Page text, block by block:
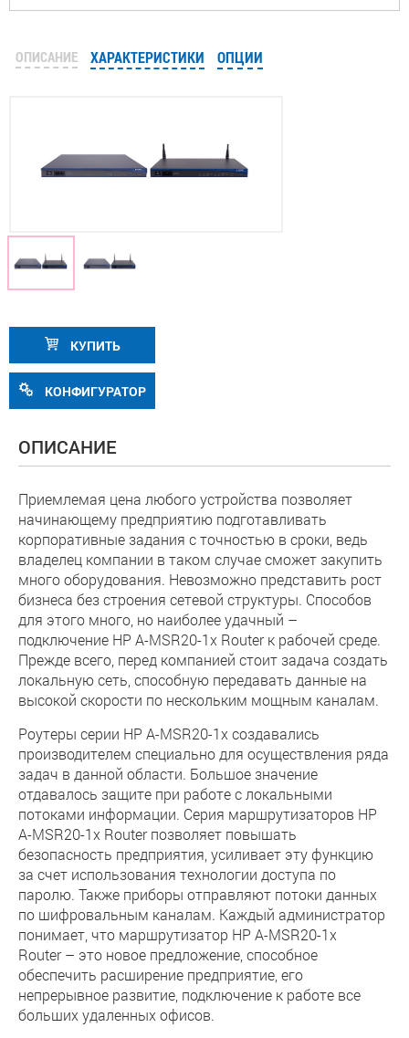
ОПИСАНИЕ ХАРАКТЕРИСТИКИ ОПЦИИ
КУПИТЬ
КОНФИГУРАТОР
ОПИСАНИЕ
Приемлемая цена любого устройства позволяет
начинающему предприятию подготавливать
корпоративные задания с точностью в сроки, ведь
владелец компании в таком случае сможет закупить
много оборудования. Невозможно представить рост
бизнеса без строения сетевой структуры. Способов
для этого много, но наиболее удачный –
подключение HP A-MSR20-1x Router к рабочей среде.
Прежде всего, перед компанией стоит задача создать
локальную сеть, способную передавать данные на
высокой скорости по нескольким мощным каналам.
Роутеры серии HP A-MSR20-1x создавались
производителем специально для осуществления ряда
задач в данной области. Большое значение
отдавалось защите при работе с локальными
потоками информации. Серия маршрутизаторов HP
A-MSR20-1x Router позволяет повышать
безопасность предприятия, усиливает эту функцию
за счет использования технологии доступа по
паролю. Также приборы отправляют потоки данных
по шифровальным каналам. Каждый администратор
понимает, что маршрутизатор HP A-MSR20-1x
Router – это новое предложение, способное
обеспечить расширение предприятие, его
непрерывное развитие, подключение к работе все
больших удаленных офисов.